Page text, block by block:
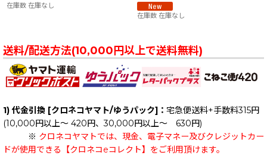
在庫数 在庫なし
在庫数 在庫なし
送料/配送方法(10,000円以上で送料無料)
1) 代金引換 [クロネコヤマト/ゆうパック]： 宅急便送料+手数料315円
(10,000円以上～ 420円、30,000円以上～ 630円)
※ クロネコヤマトでは、現金、電子マネー及びクレジットカー
ドが使用できる【クロネコeコレクト】をご利用頂けます。